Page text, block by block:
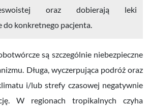
oraz dobierają leki
do konkretnego pacjenta.
są szczególnie niebezpieczne
Długa, wyczerpująca podróż oraz
i/lub strefy czasowej negatywnie
W regionach tropikalnych czyha